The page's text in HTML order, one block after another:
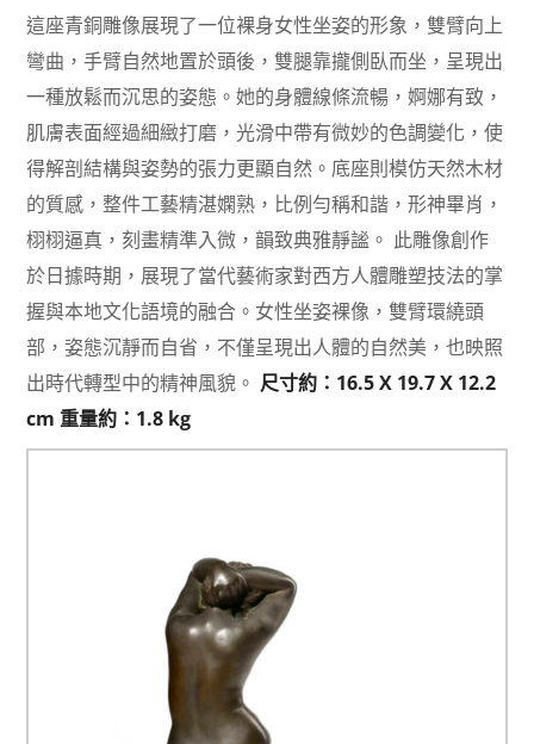
這座青銅雕像展現了一位裸身女性坐姿的形象，雙臂向上
彎曲，手臂自然地置於頭後，雙腿靠攏側臥而坐，呈現出
一種放鬆而沉思的姿態。她的身體線條流暢，婀娜有致，
肌膚表面經過細緻打磨，光滑中帶有微妙的色調變化，使
得解剖結構與姿勢的張力更顯自然。底座則模仿天然木材
的質感，整件工藝精湛嫻熟，比例勻稱和諧，形神畢肖，
栩栩逼真，刻畫精準入微，韻致典雅靜謐。 此雕像創作
於日據時期，展現了當代藝術家對西方人體雕塑技法的掌
握與本地文化語境的融合。女性坐姿裸像，雙臂環繞頭
部，姿態沉靜而自省，不僅呈現出人體的自然美，也映照
出時代轉型中的精神風貌。 尺寸約：16.5 X 19.7 X 12.2
cm 重量約：1.8 kg